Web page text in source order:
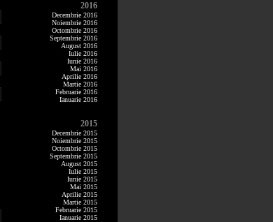
2016
Decembrie 2016
Noiembrie 2016
Octombrie 2016
Septembrie 2016
August 2016
Iulie 2016
Iunie 2016
Mai 2016
Aprilie 2016
Martie 2016
Februarie 2016
Ianuarie 2016
2015
Decembrie 2015
Noiembrie 2015
Octombrie 2015
Septembrie 2015
August 2015
Iulie 2015
Iunie 2015
Mai 2015
Aprilie 2015
Martie 2015
Februarie 2015
Ianuarie 2015